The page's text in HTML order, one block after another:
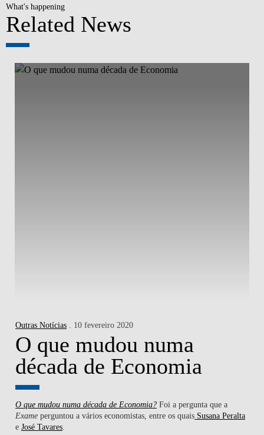
What's happening
Related News
Outras Notícias . 10 fevereiro 2020
O que mudou numa
década de Economia
O que mudou numa década de Economia? Foi a pergunta que a
Exameperguntou a vários economistas, entre os quais Susana Peralta
e José Tavares